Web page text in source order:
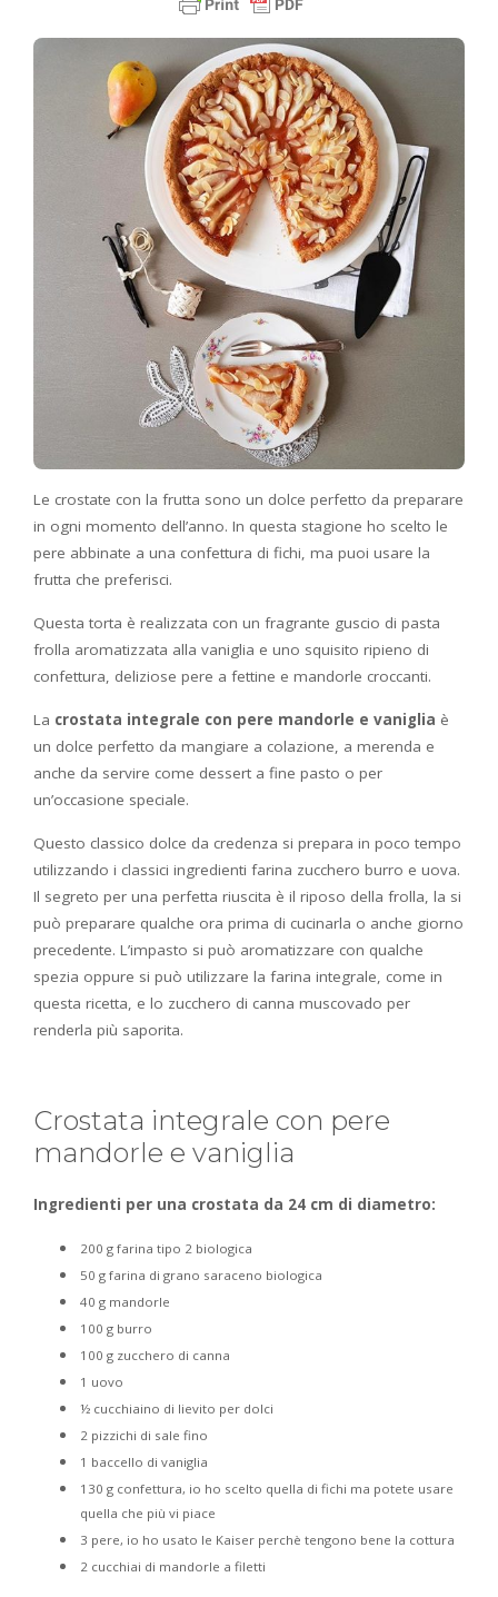
Le crostate con la frutta sono un dolce perfetto da preparare
in ogni momento dell’anno. In questa stagione ho scelto le
pere abbinate a una confettura di fichi, ma puoi usare la
frutta che preferisci.
Questa torta è realizzata con un fragrante guscio di pasta
frolla aromatizzata alla vaniglia e uno squisito ripieno di
confettura, deliziose pere a fettine e mandorle croccanti.
La crostata integrale con pere mandorle e vaniglia è
un dolce perfetto da mangiare a colazione, a merenda e
anche da servire come dessert a fine pasto o per
un’occasione speciale.
Questo classico dolce da credenza si prepara in poco tempo
utilizzando i classici ingredienti farina zucchero burro e uova.
Il segreto per una perfetta riuscita è il riposo della frolla, la si
può preparare qualche ora prima di cucinarla o anche giorno
precedente. L’impasto si può aromatizzare con qualche
spezia oppure si può utilizzare la farina integrale, come in
questa ricetta, e lo zucchero di canna muscovado per
renderla più saporita.
Crostata integrale con pere
mandorle e vaniglia
Ingredienti per una crostata da 24 cm di diametro:
200 g farina tipo 2 biologica
50 g farina di grano saraceno biologica
40 g mandorle
100 g burro
100 g zucchero di canna
1 uovo
½ cucchiaino di lievito per dolci
2 pizzichi di sale fino
1 baccello di vaniglia
130 g confettura, io ho scelto quella di fichi ma potete usare
quella che più vi piace
3 pere, io ho usato le Kaiser perchè tengono bene la cottura
2 cucchiai di mandorle a filetti